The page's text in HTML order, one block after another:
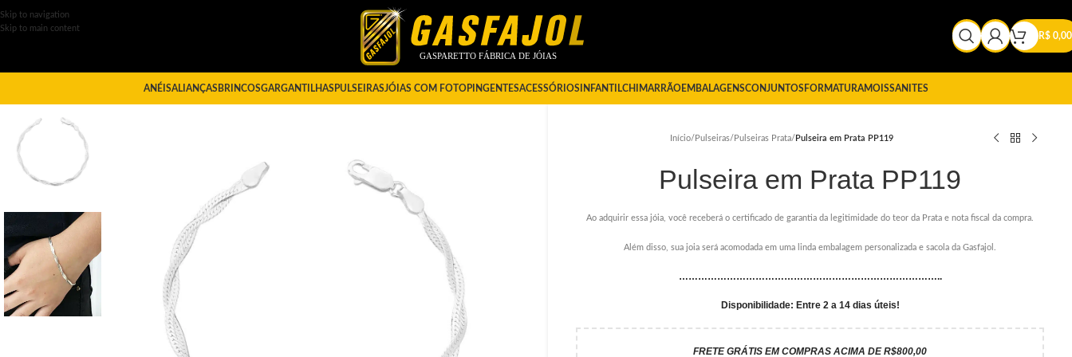
Skip to navigation
Skip to main content
R$ 0,00
ANÉISALIANÇAS BRINCOSGARGANTILHAS PULSEIRASJÓIAS COM FOTOPINGENTESACESSÓRIOS INFANTILCHIMARRÃOEMBALAGENSCONJUNTOS FORMATURAMOISSANITES
Início/ Pulseiras/ Pulseiras Prata/ Pulseira em Prata PP119
Pulseira em Prata PP119
Ao adquirir essa jóia, você receberá o certificado de garantia da legitimidade do teor da Prata e nota fiscal da compra.
Além disso, sua joia será acomodada em uma linda embalagem personalizada e sacola da Gasfajol.
………………………………………………………………………..
Disponibilidade: Entre 2 a 14 dias úteis!
FRETE GRÁTIS EM COMPRAS ACIMA DE R$800,00